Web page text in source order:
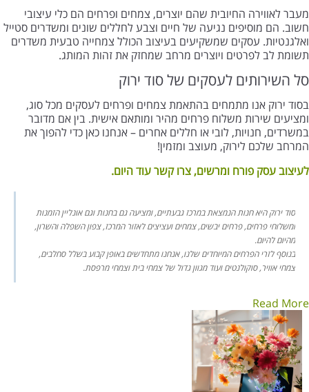
מעבר לאווירה החיובית שהם יוצרים, צמחים ופרחים הם כלי עיצובי
חשוב. הם מוסיפים נגיעה של חיים וצבע לחללים שונים ומשדרים סטייל
ואלגנטיות. עסקים שמשקיעים בעיצוב הכולל צמחייה טבעית משדרים
תשומת לב לפרטים ויוצרים מרחב שמחזק את זהות המותג.
סל השירותים לעסקים של סוד ירוק
בסוד ירוק אנו מתמחים בהתאמת צמחים ופרחים לעסקים מכל סוג,
ומציעים שירות משלוח פרחים מהיר ומותאם אישית. בין אם מדובר
במשרדים, חנויות, לובי או חללים אחרים – אנחנו כאן כדי להפוך את
המרחב שלכם לירוק, מעוצב ומזמין!
לעיצוב עסק פורח ומרשים, צרו קשר עוד היום.
סוד ירוק היא חנות הנמצאת במרכז גבעתיים, ומציעה גם בחנות וגם אונליין הזמנות
ומשלוחי פרחים, פרחים יבשים, צמחים ועציצים לאזור המרכז, צפון השפלה והשרון,
מהיום להיום.
בנוסף לזרי הפרחים המיוחדים שלנו, אנחנו מתחדשים באופן קבוע בשלל סחלבים,
צמחי אוויר, סוקולנטים ועוד מגוון גדול של צמחי בית וצמחי מרפסת.
Read More